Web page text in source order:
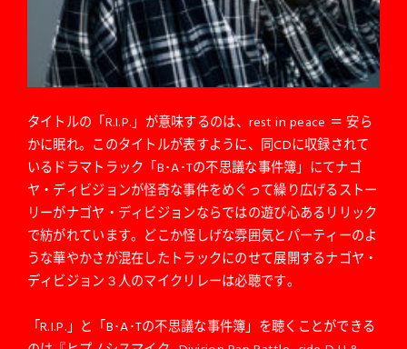
タイトルの「R.I.P.」が意味するのは、rest in peace ＝ 安ら
かに眠れ。このタイトルが表すように、同CDに収録されて
いるドラマトラック「B･A･Tの不思議な事件簿」にてナゴ
ヤ・ディビジョンが怪奇な事件をめぐって繰り広げるストー
リーがナゴヤ・ディビジョンならではの遊び心あるリリック
で紡がれています。どこか怪しげな雰囲気とパーティーのよ
うな華やかさが混在したトラックにのせて展開するナゴヤ・
ディビジョン３人のマイクリレーは必聴です。
「R.I.P.」と「B･A･Tの不思議な事件簿」を聴くことができる